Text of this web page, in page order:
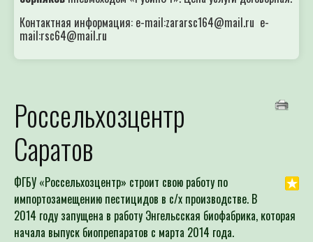
Контактная информация: e-mail:zararsc164@mail.ru e-
mail:rsc64@mail.ru
Россельхозцентр
Саратов
ФГБУ «Россельхозцентр» строит свою работу по
импортозамещению пестицидов в с/х производстве. В
2014 году запущена в работу Энгельсская биофабрика, которая
начала выпуск биопрепаратов с марта 2014 года.